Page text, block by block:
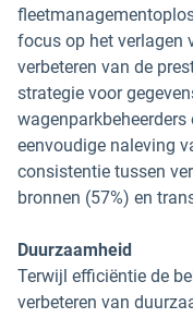
focus op het verlagen
verbeteren van de
strategie voor
wagenparkbeheerders
eenvoudige naleving
consistentie tussen
bronnen (57%) en
Duurzaamheid
Terwijl efficiëntie de
verbeteren van